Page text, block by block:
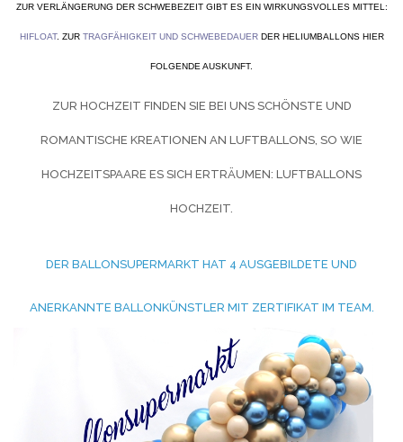
ZUR VERLÄNGERUNG DER SCHWEBEZEIT GIBT ES EIN WIRKUNGSVOLLES MITTEL:
HIFLOAT. ZUR TRAGFÄHIGKEIT UND SCHWEBEDAUERDER HELIUMBALLONS HIER
FOLGENDE AUSKUNFT.
ZUR HOCHZEIT FINDEN SIE BEI UNS SCHÖNSTE UND
ROMANTISCHE KREATIONEN AN LUFTBALLONS, SO WIE
HOCHZEITSPAARE ES SICH ERTRÄUMEN: LUFTBALLONS
HOCHZEIT.
DER BALLONSUPERMARKT HAT 4 AUSGEBILDETE UND
ANERKANNTE BALLONKÜNSTLER MIT ZERTIFIKAT IM TEAM.